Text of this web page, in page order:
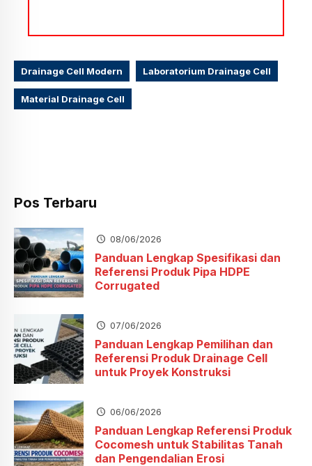
Drainage Cell Modern Laboratorium Drainage Cell
Material Drainage Cell
Pos Terbaru
08/06/2026
Panduan Lengkap Spesifikasi dan
Referensi Produk Pipa HDPE
Corrugated
07/06/2026
Panduan Lengkap Pemilihan dan
Referensi Produk Drainage Cell
untuk Proyek Konstruksi
06/06/2026
Panduan Lengkap Referensi Produk
Cocomesh untuk Stabilitas Tanah
dan Pengendalian Erosi